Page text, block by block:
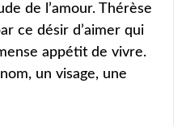
de l’amour. Thérèse
ce désir d’aimer qui
appétit de vivre.
un visage, une